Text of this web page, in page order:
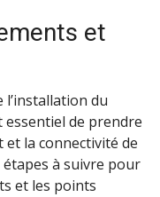
et
l’installation du
essentiel de prendre
et la connectivité de
étapes à suivre pour
et les points